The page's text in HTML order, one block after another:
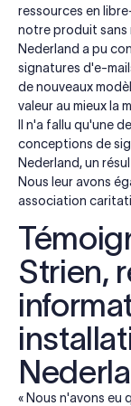
ressources en
notre produit sans
Nederland a pu
signatures d'e-
de nouveaux
valeur au mieux la
Il n'a fallu qu'une
conceptions de
Nederland, un
Nous leur avons
association
Strien,
« Nous n'avons eu